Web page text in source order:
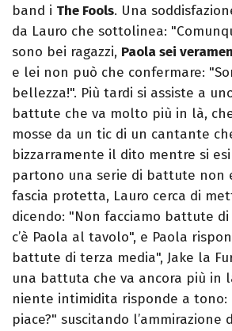
band i The Fools. Una
da Lauro che sottolinea:
sono bei ragazzi, Paola sei
e lei non può che confermare:
bellezza!". Più tardi si assiste a
battute che va molto più in là,
mosse da un tic di un cantante
bizzarramente il dito mentre si
partono una serie di battute non
fascia protetta, Lauro cerca di
dicendo: "Non facciamo battute
c’è Paola al tavolo", e Paola
battute di terza media", Jake la
una battuta che va ancora più in
niente intimidita risponde a tono:
piace?" suscitando l’ammirazione